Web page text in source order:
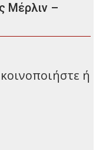
Μέρλιν –
ή